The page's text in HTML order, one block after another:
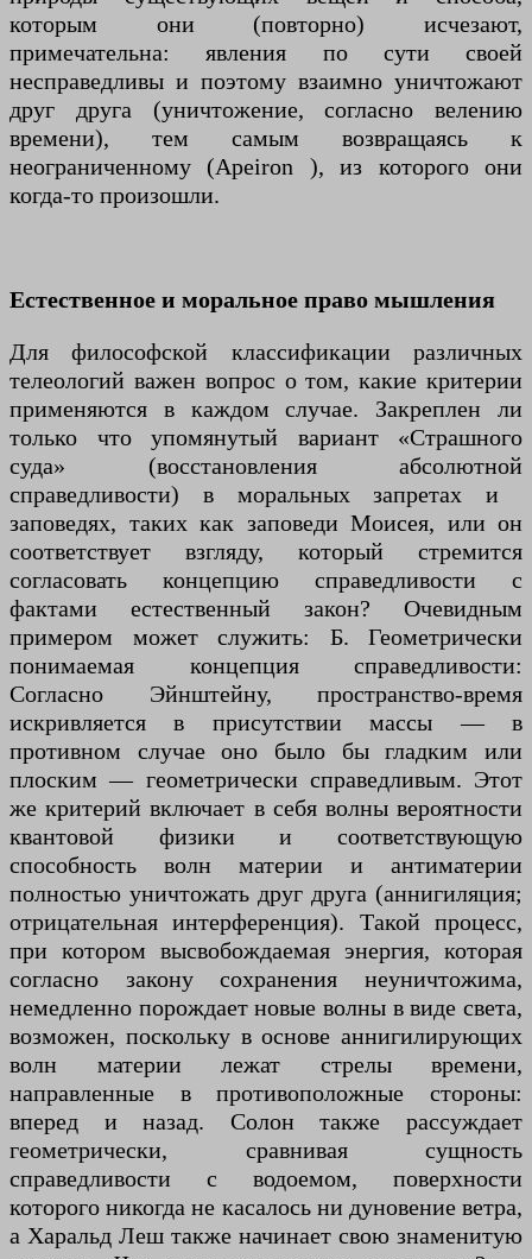
которым они (повторно) исчезают,
примечательна: явления по сути своей
несправедливы и поэтому взаимно уничтожают
друг друга (уничтожение, согласно велению
времени), тем самым возвращаясь к
неограниченному (Apeiron ), из которого они
когда-то произошли.
Естественное и моральное право мышления
Для философской классификации различных
телеологий важен вопрос о том, какие критерии
применяются в каждом случае. Закреплен ли
только что упомянутый вариант «Страшного
суда» (восстановления абсолютной
справедливости) в моральных запретах и ​​
заповедях, таких как заповеди Моисея, или он
соответствует взгляду, который стремится
согласовать концепцию справедливости с
фактами естественный закон? Очевидным
примером может служить: Б. Геометрически
понимаемая концепция справедливости:
Согласно Эйнштейну, пространство-время
искривляется в присутствии массы — в
противном случае оно было бы гладким или
плоским — геометрически справедливым. Этот
же критерий включает в себя волны вероятности
квантовой физики и соответствующую
способность волн материи и антиматерии
полностью уничтожать друг друга (аннигиляция;
отрицательная интерференция). Такой процесс,
при котором высвобождаемая энергия, которая
согласно закону сохранения неуничтожима,
немедленно порождает новые волны в виде света,
возможен, поскольку в основе аннигилирующих
волн материи лежат стрелы времени,
направленные в противоположные стороны:
вперед и назад. Солон также рассуждает
геометрически, сравнивая сущность
справедливости с водоемом, поверхности
которого никогда не касалось ни дуновение ветра,
а Харальд Леш также начинает свою знаменитую